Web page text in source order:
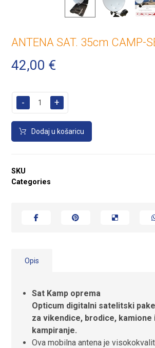
ANTENA SAT. 35cm CAMP-
42,00 €
- +
Dodaj u košaricu
SKU
Categories
Opis
Sat Kamp oprema
Opticum digitalni satelitski
za vikendice, brodice, kamione
kampiranje.
Ova mobilna antena je